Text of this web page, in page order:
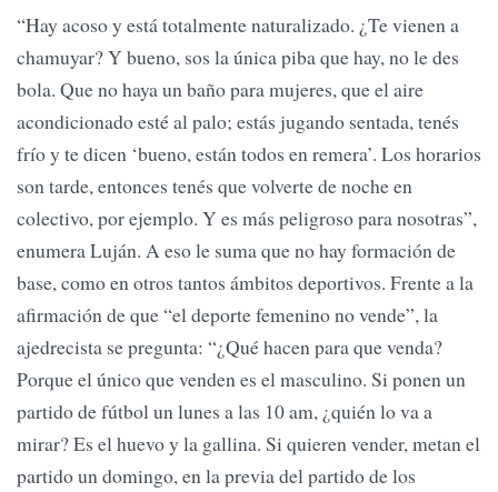
“Hay acoso y está totalmente naturalizado. ¿Te vienen a
chamuyar? Y bueno, sos la única piba que hay, no le des
bola. Que no haya un baño para mujeres, que el aire
acondicionado esté al palo; estás jugando sentada, tenés
frío y te dicen ‘bueno, están todos en remera’. Los horarios
son tarde, entonces tenés que volverte de noche en
colectivo, por ejemplo. Y es más peligroso para nosotras”,
enumera Luján. A eso le suma que no hay formación de
base, como en otros tantos ámbitos deportivos. Frente a la
afirmación de que “el deporte femenino no vende”, la
ajedrecista se pregunta: “¿Qué hacen para que venda?
Porque el único que venden es el masculino. Si ponen un
partido de fútbol un lunes a las 10 am, ¿quién lo va a
mirar? Es el huevo y la gallina. Si quieren vender, metan el
partido un domingo, en la previa del partido de los